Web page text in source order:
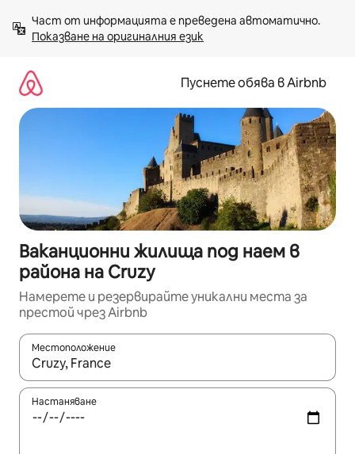
към
съдържанието
Показване на оригиналния език
Пуснете обява в Airbnb
Ваканционни жилища под наем в
района на Cruzy
Намерете и резервирайте уникални места за
престой чрез Airbnb
Местоположение
Когато резултатите се покажат, използвайте
Настаняване